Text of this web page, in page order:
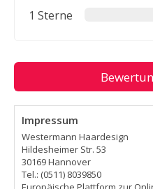
1 Sterne
Impressum
Westermann Haardesign
Hildesheimer Str. 53
30169 Hannover
Tel.: (0511) 8039850